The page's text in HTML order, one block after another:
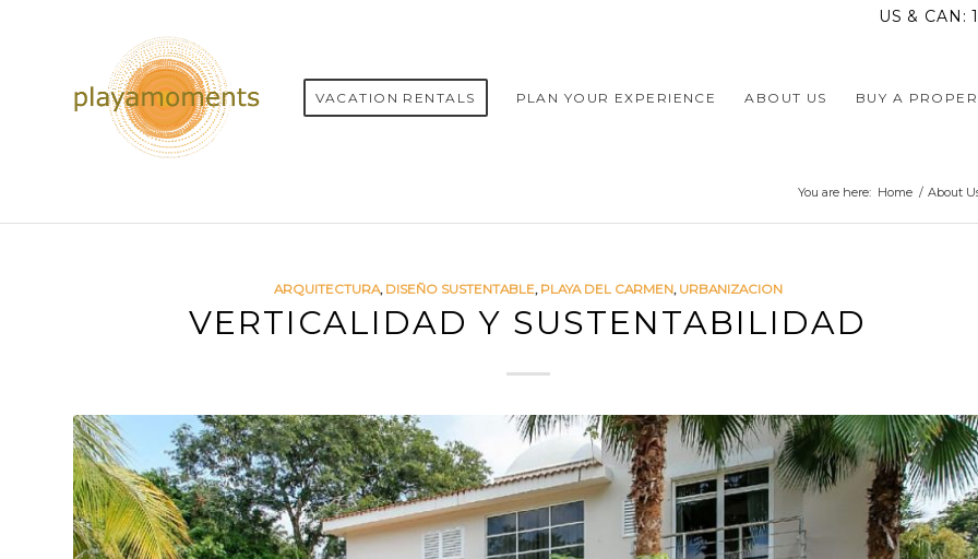
US & CAN:
VACATION RENTALS PLAN YOUR EXPERIENCE ABOUT US BUY A
You are here: Home / About
ARQUITECTURA, DISEÑO SUSTENTABLE, PLAYA DEL CARMEN, URBANIZACION
VERTICALIDAD Y SUSTENTABILIDAD